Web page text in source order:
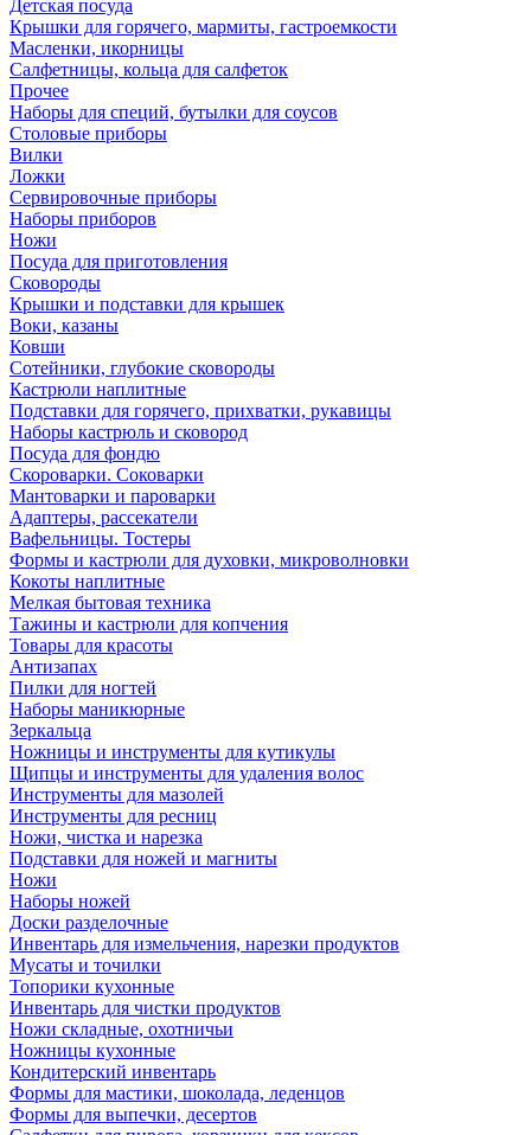
Детская посуда
Крышки для горячего, мармиты, гастроемкости
Масленки, икорницы
Салфетницы, кольца для салфеток
Прочее
Наборы для специй, бутылки для соусов
Столовые приборы
Вилки
Ложки
Сервировочные приборы
Наборы приборов
Ножи
Посуда для приготовления
Сковороды
Крышки и подставки для крышек
Воки, казаны
Ковши
Сотейники, глубокие сковороды
Кастрюли наплитные
Подставки для горячего, прихватки, рукавицы
Наборы кастрюль и сковород
Посуда для фондю
Скороварки. Соковарки
Мантоварки и пароварки
Адаптеры, рассекатели
Вафельницы. Тостеры
Формы и кастрюли для духовки, микроволновки
Кокоты наплитные
Мелкая бытовая техника
Тажины и кастрюли для копчения
Товары для красоты
Антизапах
Пилки для ногтей
Наборы маникюрные
Зеркальца
Ножницы и инструменты для кутикулы
Щипцы и инструменты для удаления волос
Инструменты для мазолей
Инструменты для ресниц
Ножи, чистка и нарезка
Подставки для ножей и магниты
Ножи
Наборы ножей
Доски разделочные
Инвентарь для измельчения, нарезки продуктов
Мусаты и точилки
Топорики кухонные
Инвентарь для чистки продуктов
Ножи складные, охотничьи
Ножницы кухонные
Кондитерский инвентарь
Формы для мастики, шоколада, леденцов
Формы для выпечки, десертов